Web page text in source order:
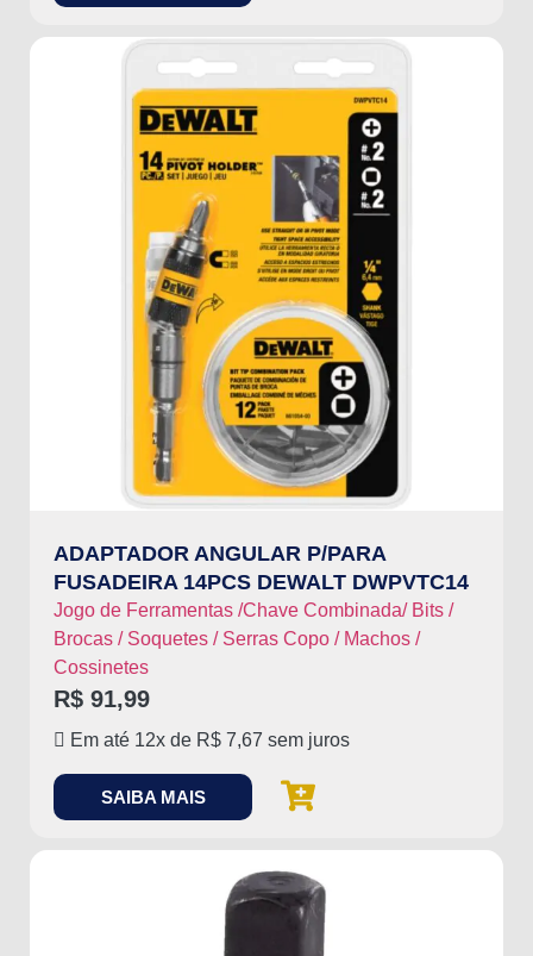
ADAPTADOR ANGULAR P/PARA
FUSADEIRA 14PCS DEWALT DWPVTC14
Jogo de Ferramentas /Chave Combinada/ Bits /
Brocas / Soquetes / Serras Copo / Machos /
Cossinetes
R$ 91,99
Em até 12x de R$ 7,67 sem juros
SAIBA MAIS